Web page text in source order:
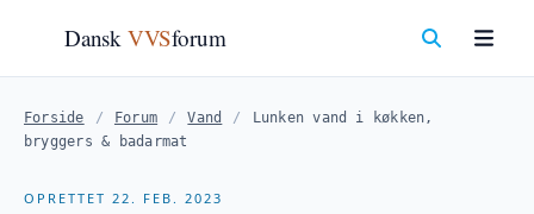
Dansk VVSforum
Forside / Forum / Vand /
Lunken vand i køkken,
bryggers & badarmat
OPRETTET 22. FEB. 2023